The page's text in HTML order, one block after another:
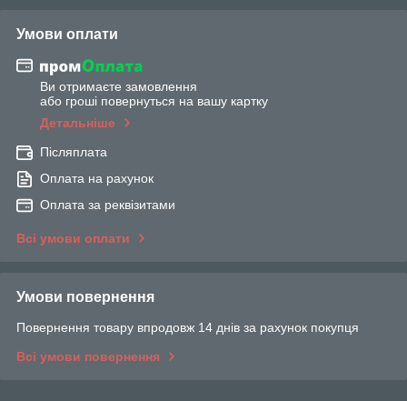
Умови оплати
Ви отримаєте замовлення
або гроші повернуться на вашу картку
Детальніше
Післяплата
Оплата на рахунок
Оплата за реквізитами
Всі умови оплати
Умови повернення
Повернення товару впродовж 14 днів за рахунок покупця
Всі умови повернення